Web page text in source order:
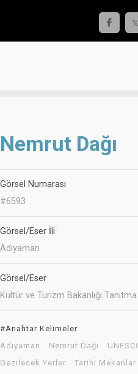
Nemrut Dağı
Görsel Numarası
#6593
Görsel/Eser İli
Adıyaman
Görsel/Eser
Kültür ve Turizm Bakanlığı
#Anahtar Kelimeler
Adıyaman
Nemrut Dağı
Gezilecek Yerler
Tarihi Mekanlar